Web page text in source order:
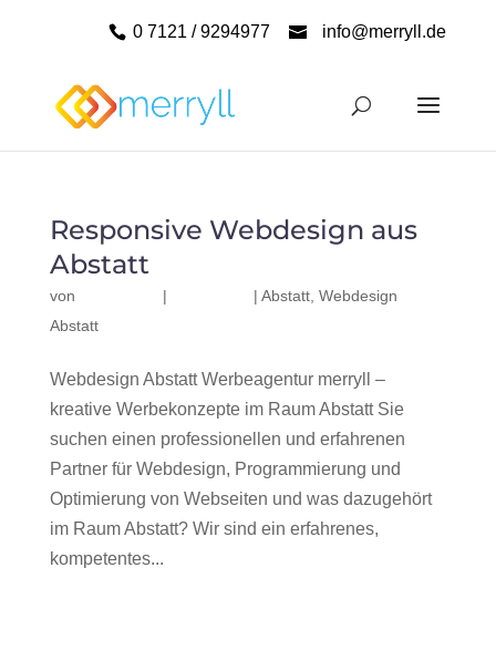
0 7121 / 9294977 info@merryll.de
Responsive Webdesign aus
Abstatt
von | | Abstatt, Webdesign
Abstatt
Webdesign Abstatt Werbeagentur merryll –
kreative Werbekonzepte im Raum Abstatt Sie
suchen einen professionellen und erfahrenen
Partner für Webdesign, Programmierung und
Optimierung von Webseiten und was dazugehört
im Raum Abstatt? Wir sind ein erfahrenes,
kompetentes...